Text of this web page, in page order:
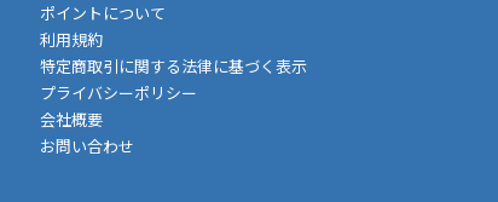
ポイントについて
利用規約
特定商取引に関する法律に基づく表示
プライバシーポリシー
会社概要
お問い合わせ